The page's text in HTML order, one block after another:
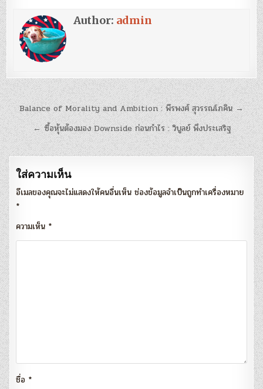
Author: admin
แนะแนว
เรื่อง
Balance of Morality and Ambition : พีรพงศ์ สุวรรณโภคิน →
← ซื้อหุ้นต้องมอง Downside ก่อนกำไร : วิบูลย์ พึงประเสริฐ
ใส่ความเห็น
อีเมลของคุณจะไม่แสดงให้คนอื่นเห็น ช่องข้อมูลจำเป็นถูกทำเครื่องหมาย
*
ความเห็น *
ชื่อ *